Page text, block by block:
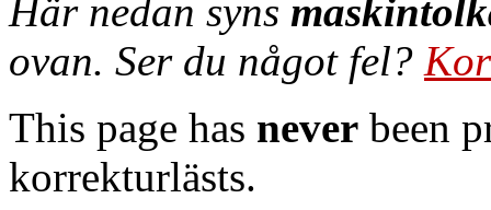
Här nedan syns
ovan. Ser du något fel?
This page has never been
korrekturlästs.